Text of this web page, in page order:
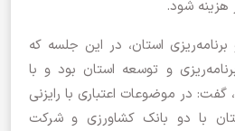
شود.
استان، در این جلسه که
و توسعه استان بود و با
در موضوعات اعتباری با رایزنی
با دو بانک کشاورزی و شرکت